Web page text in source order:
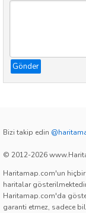
Gönder
Bizi takip edin
© 2012-2026
Haritamap.com'un
haritalar
Haritamap.com'da
garanti etmez, sadece